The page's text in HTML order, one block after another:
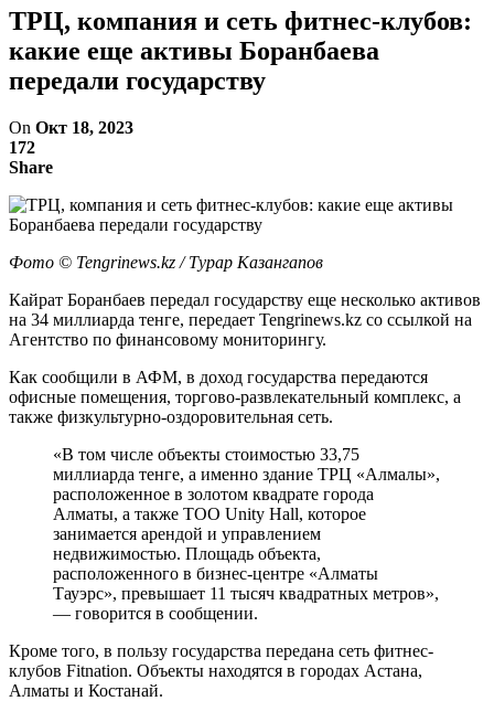
ТРЦ, компания и сеть фитнес-клубов:
какие еще активы Боранбаева
передали государству
On Окт 18, 2023
172
Share
Фото ©️ Tengrinews.kz / Турар Казангапов
Кайрат Боранбаев передал государству еще несколько активов
на 34 миллиарда тенге, передает Tengrinews.kz со ссылкой на
Агентство по финансовому мониторингу.
Как сообщили в АФМ, в доход государства передаются
офисные помещения, торгово-развлекательный комплекс, а
также физкультурно-оздоровительная сеть.
«В том числе объекты стоимостью 33,75
миллиарда тенге, а именно здание ТРЦ «Алмалы»,
расположенное в золотом квадрате города
Алматы, а также ТОО Unity Hall, которое
занимается арендой и управлением
недвижимостью. Площадь объекта,
расположенного в бизнес-центре «Алматы
Тауэрс», превышает 11 тысяч квадратных метров»,
— говорится в сообщении.
Кроме того, в пользу государства передана сеть фитнес-
клубов Fitnation. Объекты находятся в городах Астана,
Алматы и Костанай.